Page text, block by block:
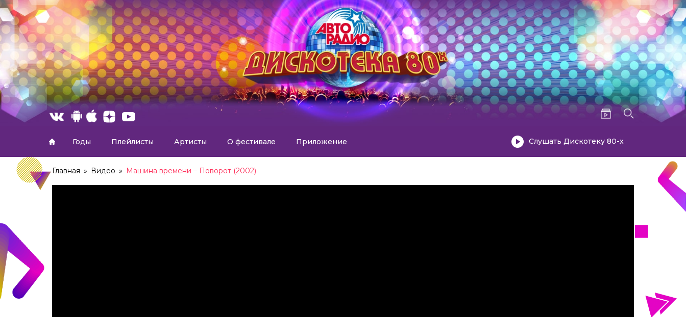
Годы Плейлисты Артисты О фестивале Приложение Слушать Дискотеку 80-х
Главная » Видео » Машина времени – Поворот (2002)